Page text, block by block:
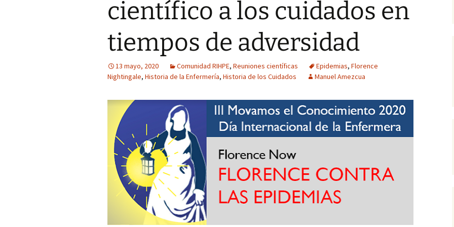
Botellón, riesgo
consentido
Gestión del conocimiento
tácito
La Ruta de los Milagros
Lo que cambian los
tiempos
El Mayorazgo de Noalejo
Crónicas de Cordel
Cómo lo hice
de Historia y
Pensamiento Enfermero
Jóvenes y alcohol:
percepción del riesgo
asociado al estilo de vida
G6 La medicina en la
Ilustración: imágenes
Síntesis CAI (clasificar-
analizar-interpretar)
Trabajos publicados por
el alumnado (Grado de
Trabajos publicados por
el alumnado (Grado de
Enfermería)
Biografías
científico a los cuidados en
tiempos de adversidad
13 mayo, 2020 Comunidad RIHPE, Reuniones científicas Epidemias, Florence
Nightingale, Historia de la Enfermería, Historia de los Cuidados Manuel Amezcua